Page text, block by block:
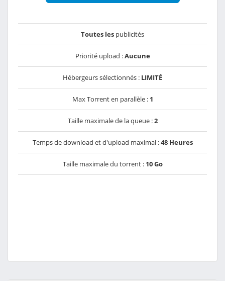
Toutes les publicités
Priorité upload :Aucune
Hébergeurs sélectionnés : LIMITÉ
Max Torrent en parallèle : 1
Taille maximale de la queue :2
Temps de download et d'upload maximal :48 Heures
Taille maximale du torrent : 10 Go